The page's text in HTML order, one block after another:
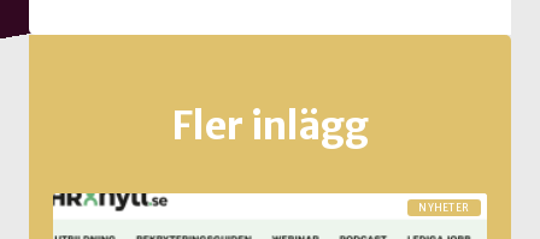
Fler inlägg
NYHETER